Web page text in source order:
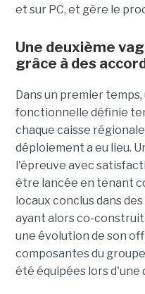
et sur PC, et gère le
Une deuxième
grâce à des
Dans un premier
fonctionnelle définie
chaque caisse
déploiement a eu lieu.
l'épreuve avec
être lancée en tenant
locaux conclus dans
ayant alors co-
une évolution de son
composantes du
été équipées lors d'une